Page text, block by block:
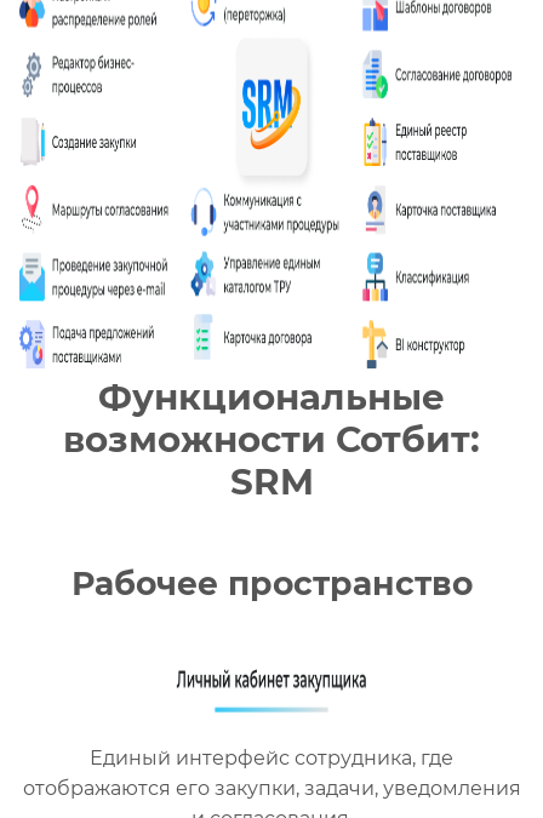
Функциональные
возможности Сотбит:
SRM
Рабочее пространство
Единый интерфейс сотрудника, где
отображаются его закупки, задачи, уведомления